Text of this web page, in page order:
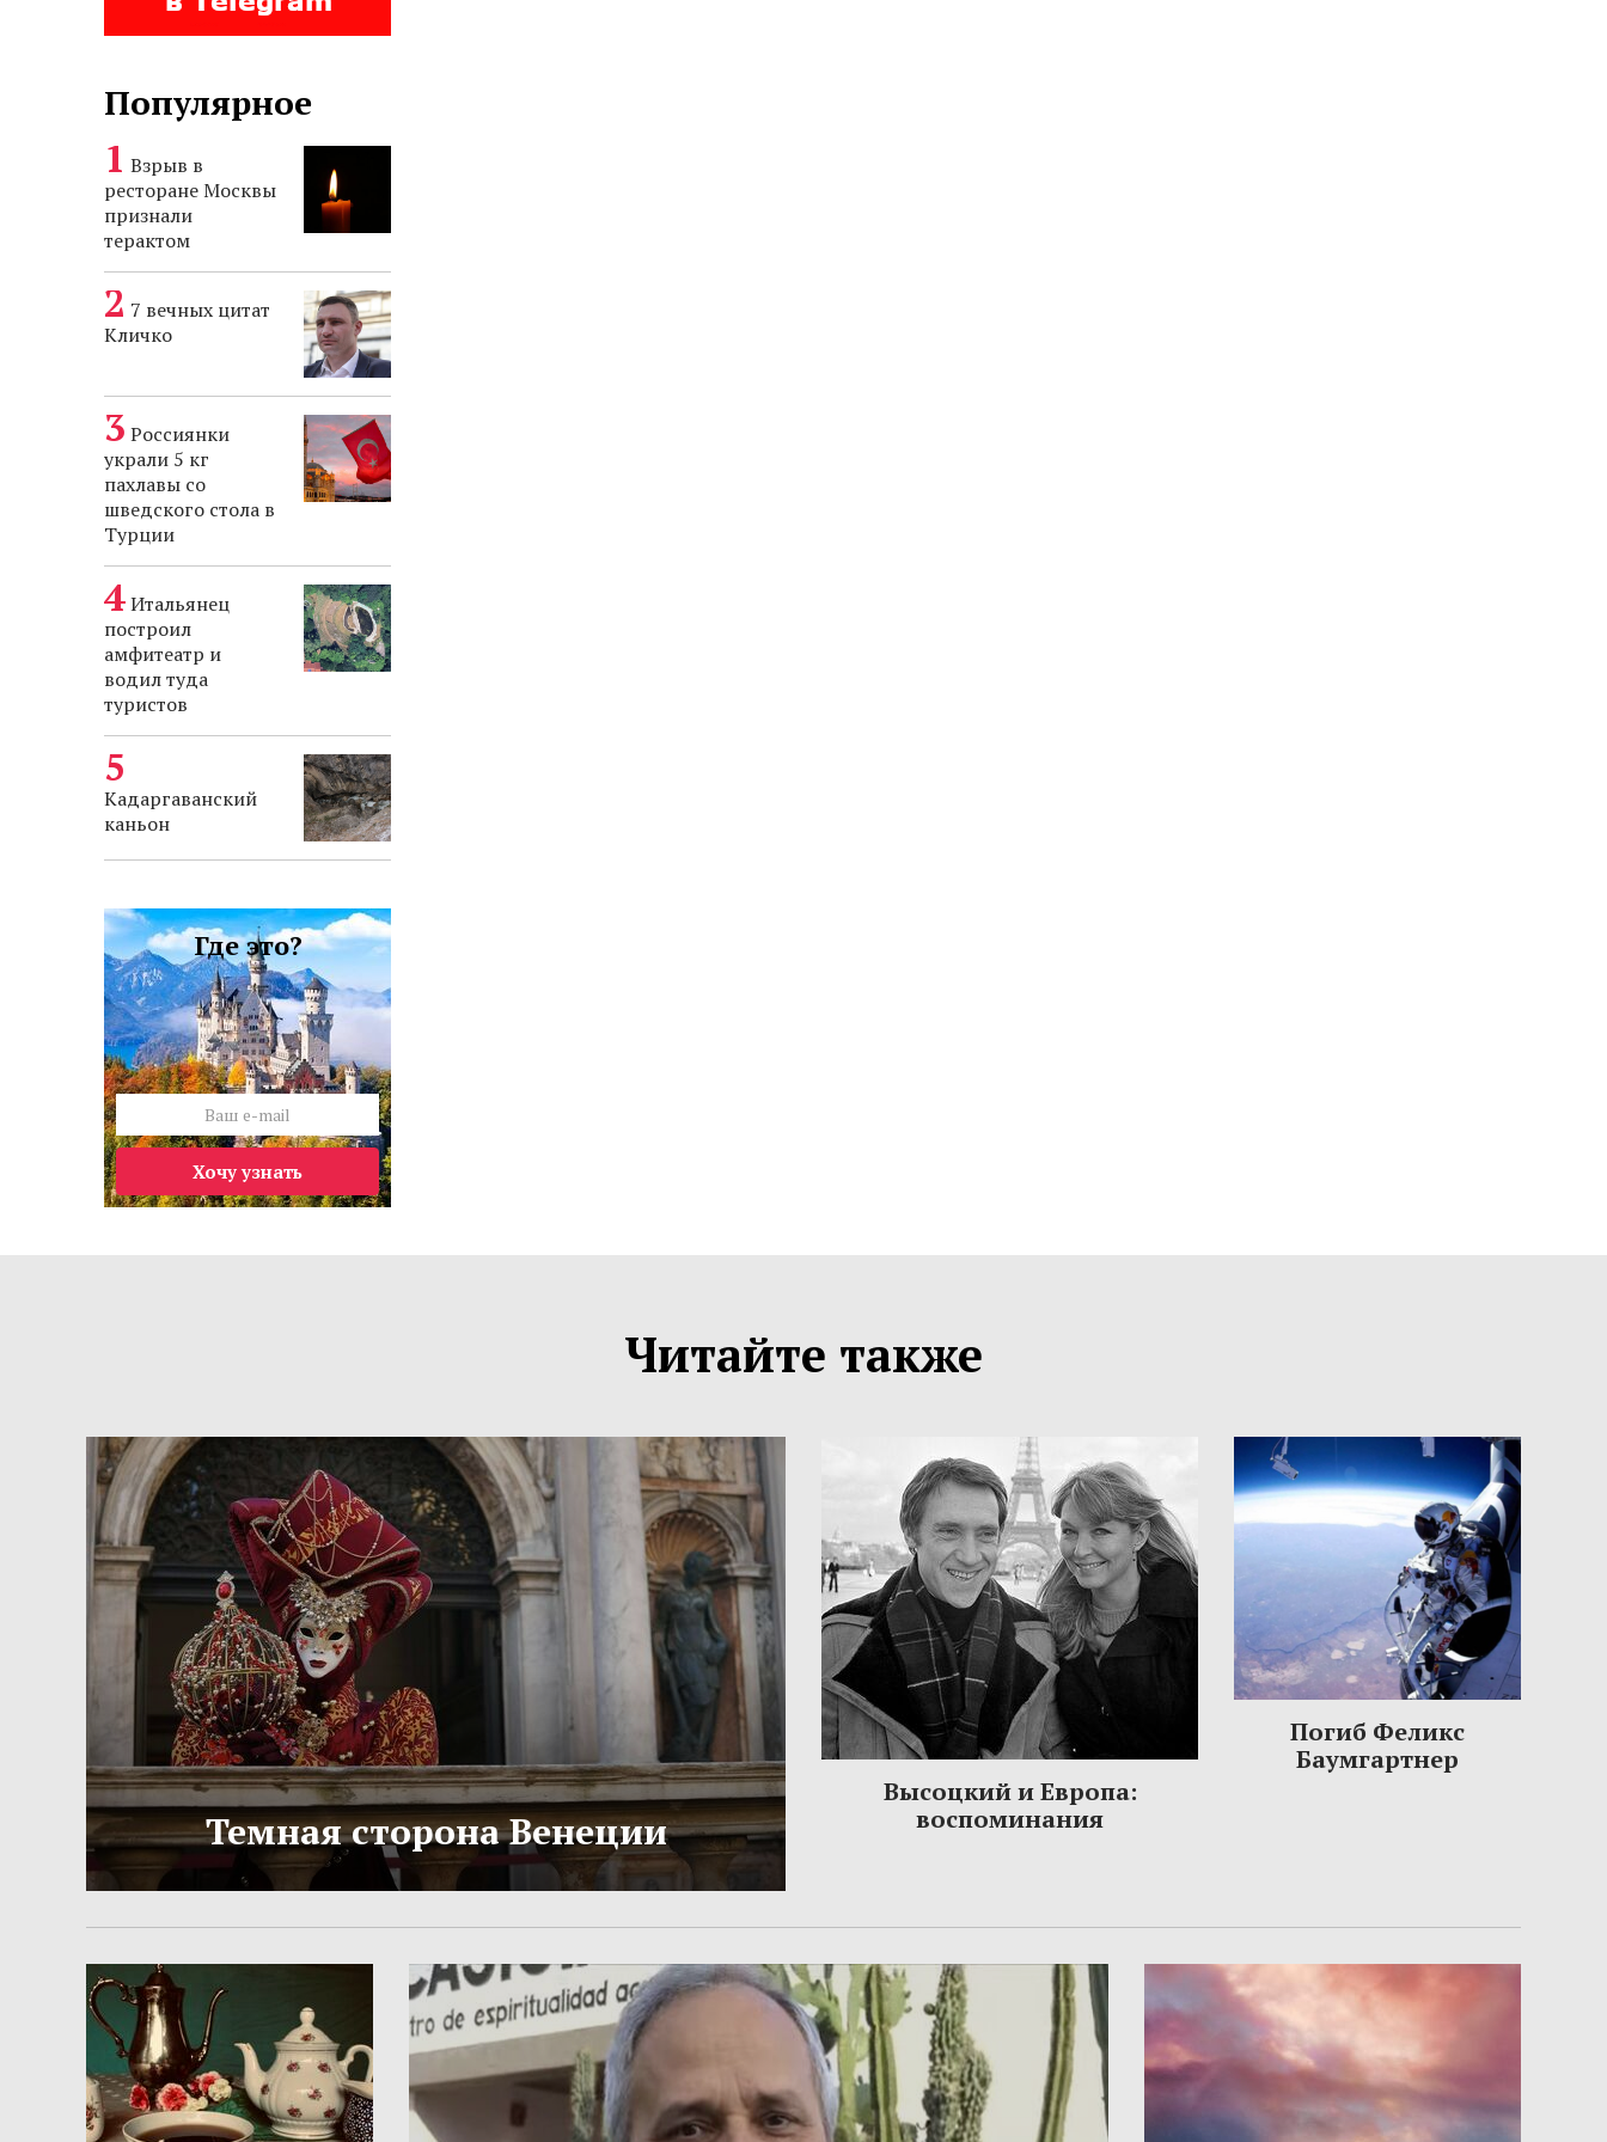
Популярное
Взрыв в
ресторане Москвы
признали
терактом
7 вечных цитат
Кличко
Россиянки
украли 5 кг
пахлавы со
шведского стола в
Турции
Итальянец
построил
амфитеатр и
водил туда
туристов
Кадаргаванский
каньон
Где это?
Хочу узнать
Читайте также
Темная сторона Венеции
Высоцкий и Европа:
воспоминания
Погиб Феликс
Баумгартнер